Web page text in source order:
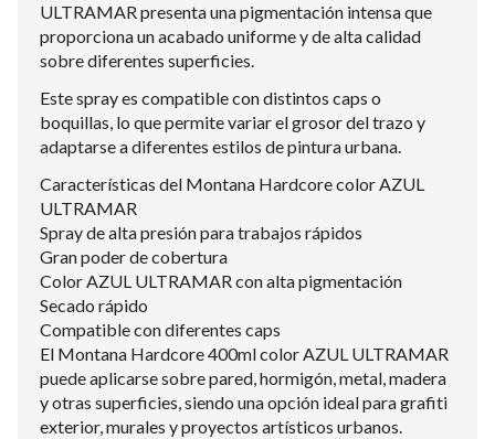
ULTRAMAR presenta una pigmentación intensa que
proporciona un acabado uniforme y de alta calidad
sobre diferentes superficies.
Este spray es compatible con distintos caps o
boquillas, lo que permite variar el grosor del trazo y
adaptarse a diferentes estilos de pintura urbana.
Características del Montana Hardcore color AZUL
ULTRAMAR
Spray de alta presión para trabajos rápidos
Gran poder de cobertura
Color AZUL ULTRAMAR con alta pigmentación
Secado rápido
Compatible con diferentes caps
El Montana Hardcore 400ml color AZUL ULTRAMAR
puede aplicarse sobre pared, hormigón, metal, madera
y otras superficies, siendo una opción ideal para grafiti
exterior, murales y proyectos artísticos urbanos.